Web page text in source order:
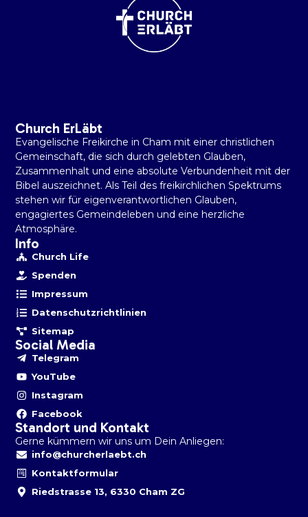
Church ErLäbt
Evangelische Freikirche in Cham mit einer christlichen
Gemeinschaft, die sich durch gelebten Glauben,
Zusammenhalt und eine absolute Verbundenheit mit der
Bibel auszeichnet. Als Teil des freikirchlichen Spektrums
stehen wir für eigenverantwortlichen Glauben,
engagiertes Gemeindeleben und eine herzliche
Atmosphäre.
Info
Church Life
Spenden
Impressum
Datenschutzrichtlinien
Sitemap
Social Media
Telegram
YouTube
Instagram
Facebook
Standort und Kontakt
Gerne kümmern wir uns um Dein Anliegen:
info@churcherlaebt.ch
Kontaktformular
Riedstrasse 13, 6330 Cham ZG